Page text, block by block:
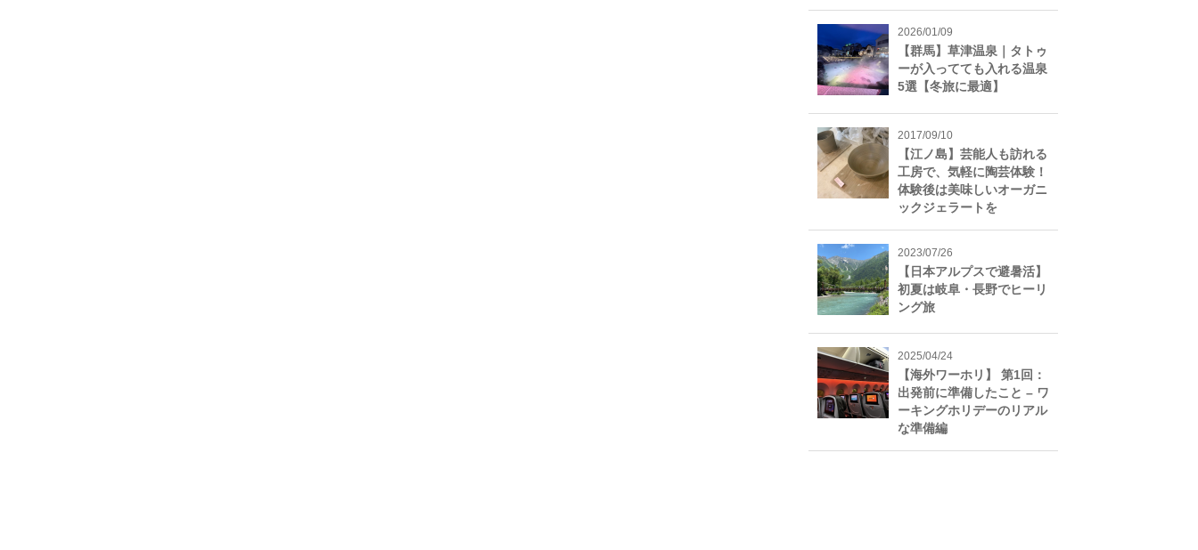
2026/01/09
【群馬】草津温泉｜タトゥ
ーが入ってても入れる温泉
5選【冬旅に最適】
2017/09/10
【江ノ島】芸能人も訪れる
工房で、気軽に陶芸体験！
体験後は美味しいオーガニ
ックジェラートを
2023/07/26
【日本アルプスで避暑活】
初夏は岐阜・長野でヒーリ
ング旅
2025/04/24
【海外ワーホリ】 第1回：
出発前に準備したこと – ワ
ーキングホリデーのリアル
な準備編